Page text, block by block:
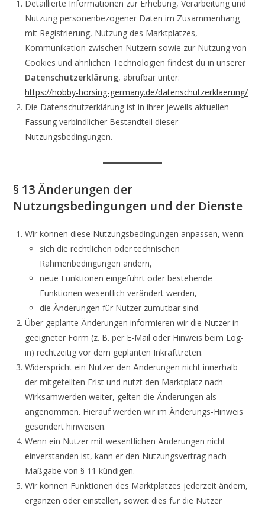
Detaillierte Informationen zur Erhebung, Verarbeitung und
Nutzung personenbezogener Daten im Zusammenhang
mit Registrierung, Nutzung des Marktplatzes,
Kommunikation zwischen Nutzern sowie zur Nutzung von
Cookies und ähnlichen Technologien findest du in unserer
Datenschutzerklärung, abrufbar unter:
https://hobby-horsing-germany.de/datenschutzerklaerung/
Die Datenschutzerklärung ist in ihrer jeweils aktuellen
Fassung verbindlicher Bestandteil dieser
Nutzungsbedingungen.
§ 13 Änderungen der
Nutzungsbedingungen und der Dienste
Wir können diese Nutzungsbedingungen anpassen, wenn:
sich die rechtlichen oder technischen
Rahmenbedingungen ändern,
neue Funktionen eingeführt oder bestehende
Funktionen wesentlich verändert werden,
die Änderungen für Nutzer zumutbar sind.
Über geplante Änderungen informieren wir die Nutzer in
geeigneter Form (z. B. per E-Mail oder Hinweis beim Log-
in) rechtzeitig vor dem geplanten Inkrafttreten.
Widerspricht ein Nutzer den Änderungen nicht innerhalb
der mitgeteilten Frist und nutzt den Marktplatz nach
Wirksamwerden weiter, gelten die Änderungen als
angenommen. Hierauf werden wir im Änderungs-Hinweis
gesondert hinweisen.
Wenn ein Nutzer mit wesentlichen Änderungen nicht
einverstanden ist, kann er den Nutzungsvertrag nach
Maßgabe von § 11 kündigen.
Wir können Funktionen des Marktplatzes jederzeit ändern,
ergänzen oder einstellen, soweit dies für die Nutzer